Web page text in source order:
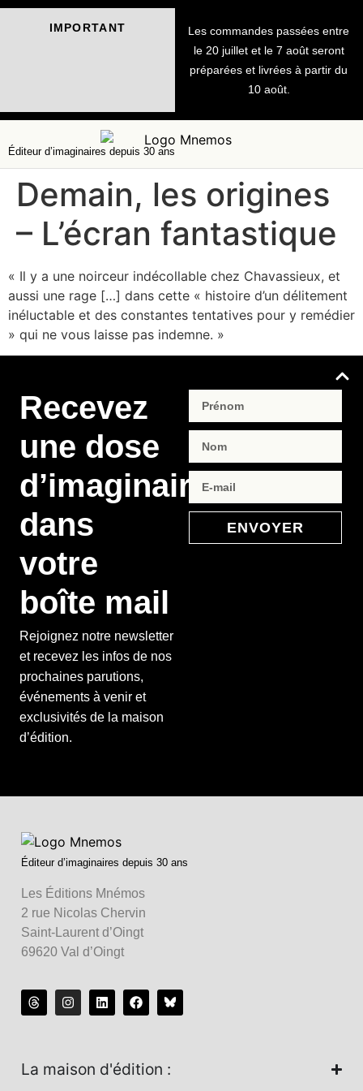
IMPORTANT
Les commandes passées entre
le 20 juillet et le 7 août seront
préparées et livrées à partir du
10 août.
Éditeur d’imaginaires depuis 30 ans
Demain, les origines
– L’écran fantastique
« Il y a une noirceur indécollable chez Chavassieux, et
aussi une rage […] dans cette « histoire d’un délitement
inéluctable et des constantes tentatives pour y remédier
» qui ne vous laisse pas indemne. »
Recevez
une dose
d’imaginaire
dans
votre
boîte mail
Rejoignez notre newsletter
et recevez les infos de nos
prochaines parutions,
événements à venir et
exclusivités de la maison
d’édition.
ENVOYER
Éditeur d’imaginaires depuis 30 ans
Les Éditions Mnémos
2 rue Nicolas Chervin
Saint-Laurent d’Oingt
69620 Val d’Oingt
La maison d'édition :